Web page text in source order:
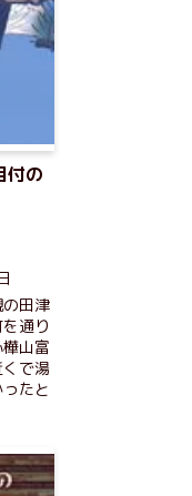
付の
田津
通り
山富
で湯
たと